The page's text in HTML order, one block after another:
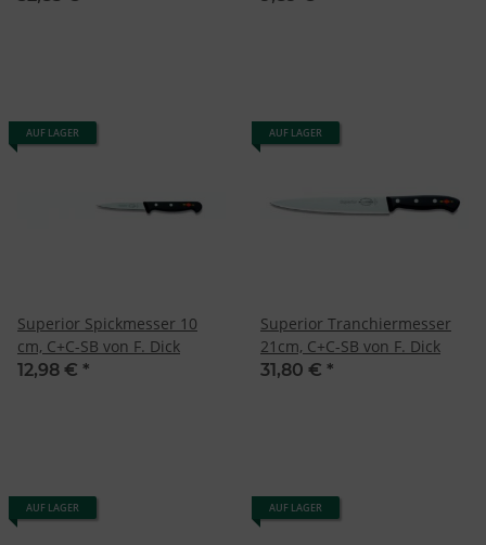
AUF LAGER
Superior Spickmesser 10
cm, C+C-SB von F. Dick
12,98 € *
AUF LAGER
Superior Tranchiermesser
21cm, C+C-SB von F. Dick
31,80 € *
AUF LAGER AUF LAGER